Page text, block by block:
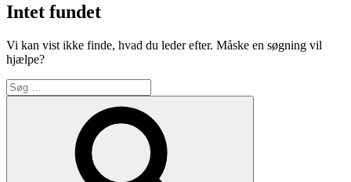
Intet fundet
Vi kan vist ikke finde, hvad du leder efter. Måske en søgning vil
hjælpe?
Søg
efter: